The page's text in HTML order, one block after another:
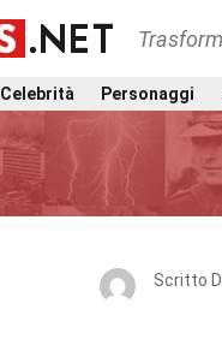
Celebrità Personaggi
Scritto